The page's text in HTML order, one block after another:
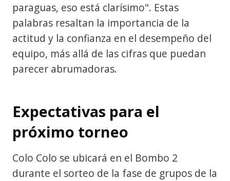
paraguas, eso está clarísimo". Estas
palabras resaltan la importancia de la
actitud y la confianza en el desempeño del
equipo, más allá de las cifras que puedan
parecer abrumadoras.
Expectativas para el
próximo torneo
Colo Colo se ubicará en el Bombo 2
durante el sorteo de la fase de grupos de la